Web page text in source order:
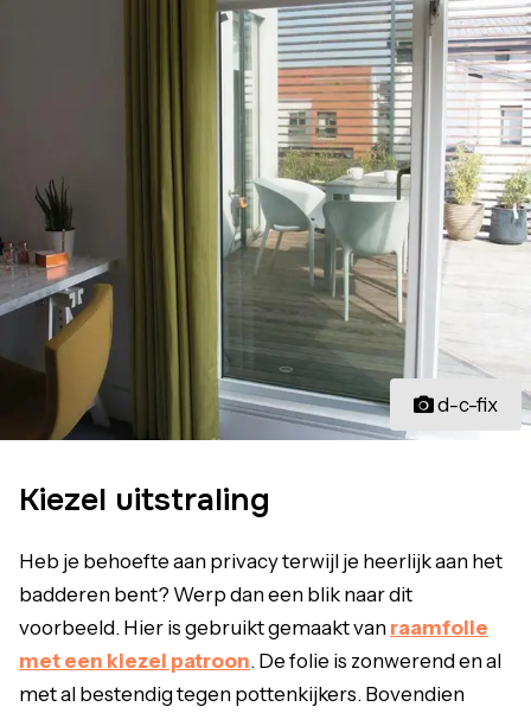
d-c-fix
Kiezel uitstraling
Heb je behoefte aan privacy terwijl je heerlijk aan het
badderen bent? Werp dan een blik naar dit
voorbeeld. Hier is gebruikt gemaakt van raamfolie
met een kiezel patroon. De folie is zonwerend en al
met al bestendig tegen pottenkijkers. Bovendien